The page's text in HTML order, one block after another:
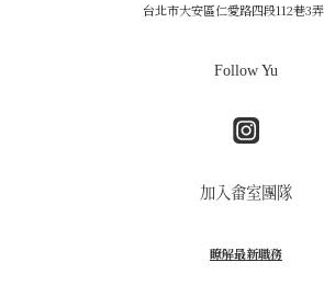
台北市大安區仁愛路四段112巷3
Follow Yu
加入畬室團隊
瞭解最新職務